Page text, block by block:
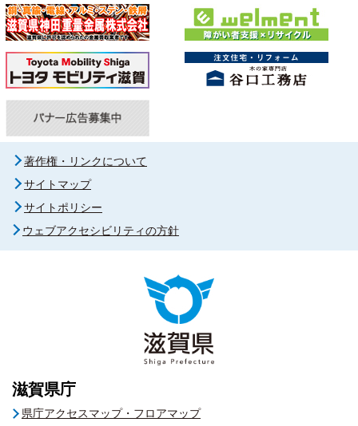
著作権・リンクについて
サイトマップ
サイトポリシー
ウェブアクセシビリティの方針
滋賀県庁
県庁アクセスマップ・フロアマップ